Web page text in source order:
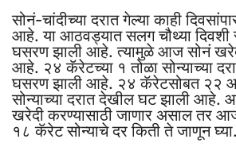
सोनं-चांदीच्या दरात गेल्या काही
आहे. या आठवड्यात सलग चौथ्या दिवशी
घसरण झाली आहे. त्यामुळे आज सोनं
आहे. २४ कॅरेटच्या १ तोळा सोन्याच्या
घसरण झाली आहे. २४ कॅरेटसोबत २२
सोन्याच्या दरात देखील घट झाली आहे.
खरेदी करण्यासाठी जाणार असाल तर
१८ कॅरेट सोन्याचे दर किती ते जाणून